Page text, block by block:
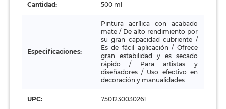
Cantidad: 500 ml
Especificaciones:
Pintura acrílica con acabado
mate / De alto rendimiento por
su gran capacidad cubriente /
Es de fácil aplicación / Ofrece
gran estabilidad y es secado
rápido / Para artistas y
diseñadores / Uso efectivo en
decoración y manualidades
UPC: 7501230030261